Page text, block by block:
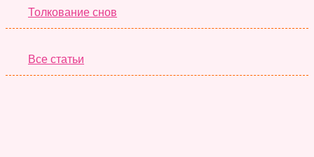
Толкование снов
Все статьи